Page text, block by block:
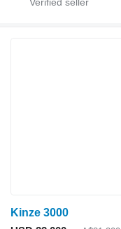
Kinze 3000